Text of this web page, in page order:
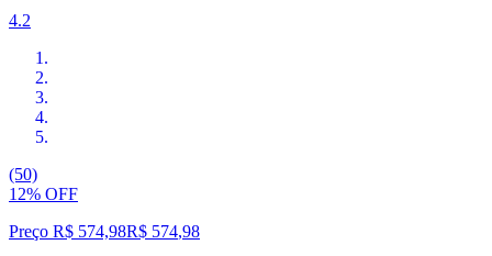
4.2
(50)
12% OFF
Preço R$ 574,98R$ 574,98